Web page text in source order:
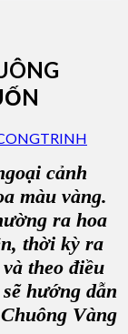
cảnh
màu vàng.
ra hoa
thời kỳ ra
theo điều
hướng dẫn
Vàng